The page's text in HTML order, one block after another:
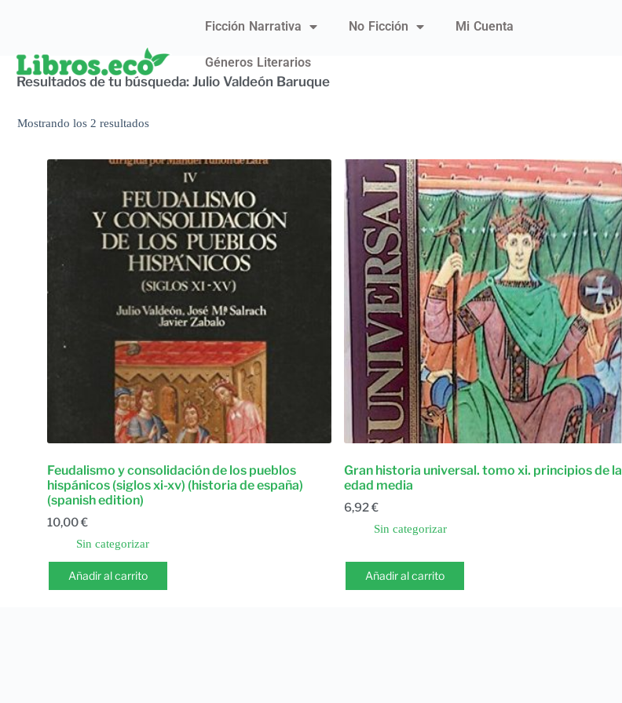
Ficción Narrativa No Ficción Mi Cuenta
Géneros Literarios
Resultados de tu búsqueda: Julio Valdeón Baruque
Mostrando los 2 resultados
Feudalismo y consolidación de los pueblos
hispánicos (siglos xi-xv) (historia de españa)
(spanish edition)
10,00€
Sin categorizar
Añadir al carrito
Gran historia universal. tomo xi. principios de la
edad media
6,92€
Sin categorizar
Añadir al carrito